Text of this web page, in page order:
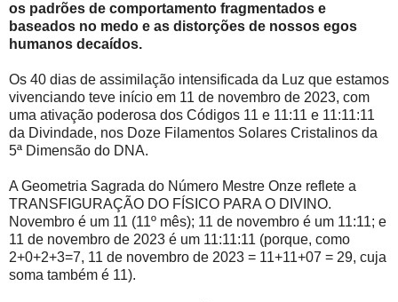
os padrões de comportamento fragmentados e
baseados no medo e as distorções de nossos egos
humanos decaídos.
Os 40 dias de assimilação intensificada da Luz que estamos
vivenciando teve início em 11 de novembro de 2023, com
uma ativação poderosa dos Códigos 11 e 11:11 e 11:11:11
da Divindade, nos Doze Filamentos Solares Cristalinos da
5ª Dimensão do DNA.
A Geometria Sagrada do Número Mestre Onze reflete a
TRANSFIGURAÇÃO DO FÍSICO PARA O DIVINO.
Novembro é um 11 (11º mês); 11 de novembro é um 11:11; e
11 de novembro de 2023 é um 11:11:11 (porque, como
2+0+2+3=7, 11 de novembro de 2023 = 11+11+07 = 29, cuja
soma também é 11).